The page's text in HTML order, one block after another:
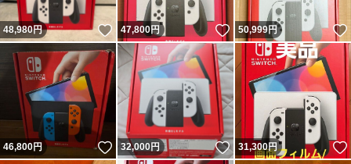
48,980円 いいね！
47,800円 いいね！
50,999円
46,800円 いいね！
32,000円 いいね！
31,300円